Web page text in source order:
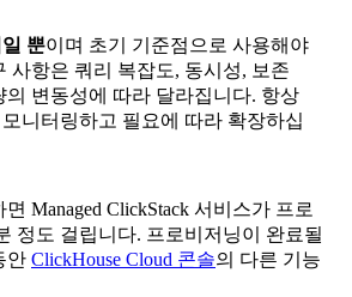
뿐이며 초기 기준점으로 사용해야
사항은 쿼리 복잡도, 동시성, 보존
의 변동성에 따라 달라집니다. 항상
니터링하고 필요에 따라 확장하십
Managed ClickStack 서비스가 프로
정도 걸립니다. 프로비저닝이 완료될
안 ClickHouse Cloud 콘솔의 다른 기능